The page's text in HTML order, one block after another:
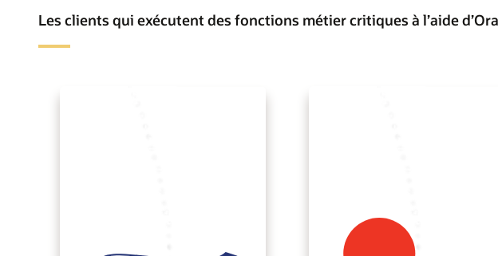
Les clients qui exécutent des fonctions métier critiques à l’aide